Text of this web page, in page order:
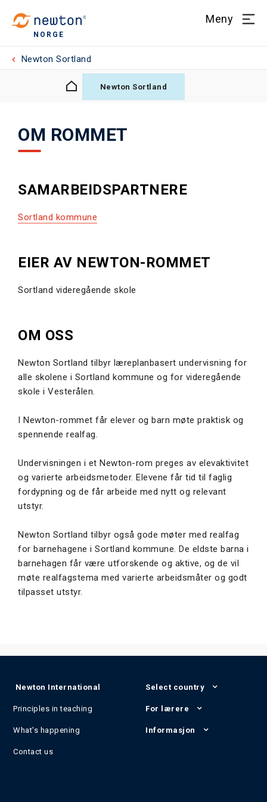
NORGE
Meny
Newton Sortland
Newton Sortland
OM ROMMET
SAMARBEIDSPARTNERE
Sortland kommune
EIER AV NEWTON-ROMMET
Sortland videregående skole
OM OSS
Newton Sortland tilbyr læreplanbasert undervisning for
alle skolene i Sortland kommune og for videregående
skole i Vesterålen.
I Newton-rommet får elever og barn møte praktisk og
spennende realfag.
Undervisningen i et Newton-rom preges av elevaktivitet
og varierte arbeidsmetoder. Elevene får tid til faglig
fordypning og de får arbeide med nytt og relevant
utstyr.
Newton Sortland tilbyr også gode møter med realfag
for barnehagene i Sortland kommune. De eldste barna i
barnehagen får være utforskende og aktive, og de vil
møte realfagstema med varierte arbeidsmåter og godt
tilpasset utstyr.
Newton International
Principles in teaching
What's happening
Contact us
Select country
For lærere
Informasjon